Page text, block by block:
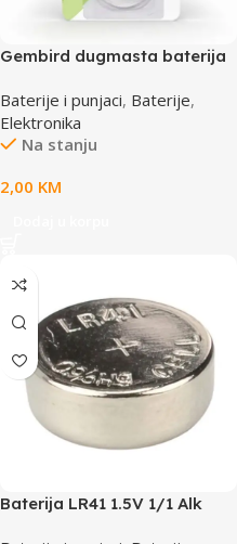
Gembird dugmasta baterija
BA-CR1220-01
Baterije i punjaci, Baterije,
Elektronika
Na stanju
2,00 KM
Baterija LR41 1.5V 1/1 Alk